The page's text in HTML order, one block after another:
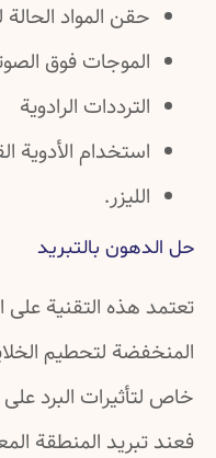
حقن المواد
الموجات فوق
الترددات الرادوية
استخدام الأدوية
الليزر.
حل الدهون بالتبريد
تعتمد هذه التقنية على
المنخفضة لتحطيم
خاص لتأثيرات البرد
فعند تبريد المنطقة